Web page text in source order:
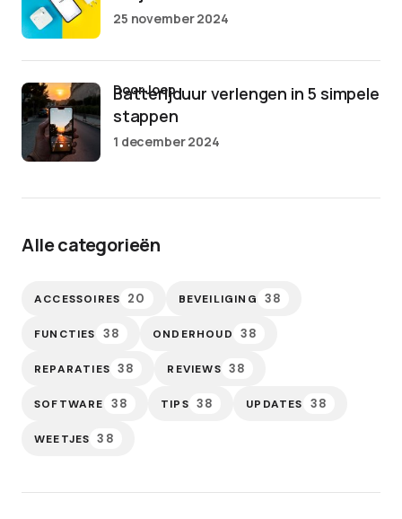
25 november 2024
Batterijduur verlengen in 5 simpele
stappen
door Joep
1 december 2024
Alle categorieën
ACCESSOIRES 20 BEVEILIGING 38
FUNCTIES 38 ONDERHOUD 38
REPARATIES 38 REVIEWS 38
SOFTWARE 38 TIPS 38 UPDATES 38
WEETJES 38